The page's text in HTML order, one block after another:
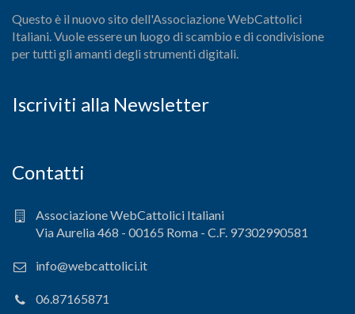
Questo è il nuovo sito dell'Associazione WebCattolici
Italiani. Vuole essere un luogo di scambio e di condivisione
per tutti gli amanti degli strumenti digitali.
Iscriviti alla Newsletter
Contatti
Associazione WebCattolici Italiani
Via Aurelia 468 - 00165 Roma - C.F. 97302990581
info@webcattolici.it
06.87165871